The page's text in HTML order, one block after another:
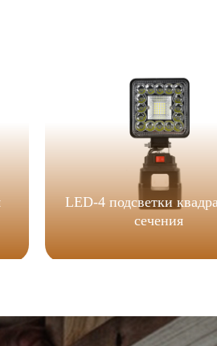
LED-4 подсветки
сечения